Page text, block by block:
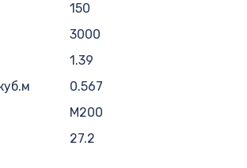
150
3000
1.39
0.567
M200
27.2